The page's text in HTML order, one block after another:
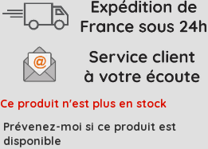
Ce produit n'est plus en stock
Prévenez-moi si ce produit est
disponible